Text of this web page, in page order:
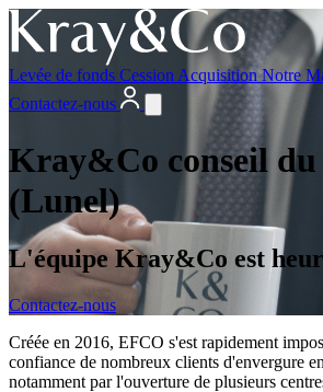
Levée de fonds Cession AcquisitionNotre
Contactez-nous
Kray&Co conseil du
(Lunel)
L'équipe Kray&Co est
Contactez-nous
Créée en 2016, EFCO s'est rapidement
confiance de nombreux clients d'envergure
notamment par l'ouverture de plusieurs